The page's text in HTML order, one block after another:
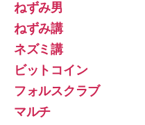
ねずみ男
ねずみ講
ネズミ講
ビットコイン
フォルスクラブ
マルチ